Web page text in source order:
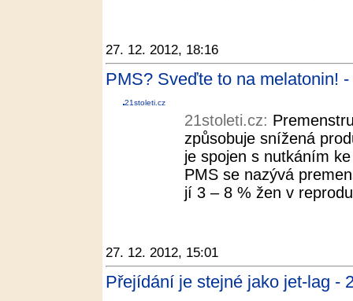
27. 12. 2012, 18:16
PMS? Sveďte to na melatonin!
21stoleti.cz
21stoleti.cz:
způsobuje snížená
je spojen s nutkáním
PMS se nazývá
jí 3 – 8 % žen v
27. 12. 2012, 15:01
Přejídání je stejné jako jet-lag -